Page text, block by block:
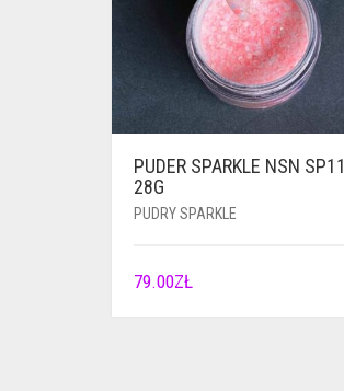
PUDER SPARKLE NSN SP11
28G
PUDRY SPARKLE
79.00ZŁ